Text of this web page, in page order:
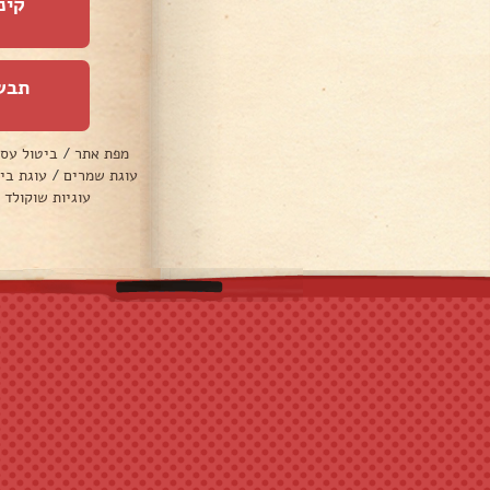
מפת אתר / ביטול
עוגת שמרים / עוגת
עוגיות